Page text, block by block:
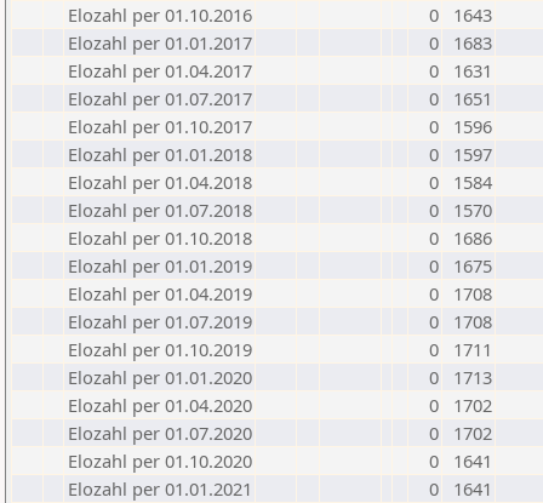
Elozahl per 01.10.2016
0
1643
Elozahl per 01.01.2017
0
1683
Elozahl per 01.04.2017
0
1631
Elozahl per 01.07.2017
0
1651
Elozahl per 01.10.2017
0
1596
Elozahl per 01.01.2018
0
1597
Elozahl per 01.04.2018
0
1584
Elozahl per 01.07.2018
0
1570
Elozahl per 01.10.2018
0
1686
Elozahl per 01.01.2019
0
1675
Elozahl per 01.04.2019
0
1708
Elozahl per 01.07.2019
0
1708
Elozahl per 01.10.2019
0
1711
Elozahl per 01.01.2020
0
1713
Elozahl per 01.04.2020
0
1702
Elozahl per 01.07.2020
0
1702
Elozahl per 01.10.2020
0
1641
Elozahl per 01.01.2021
0
1641